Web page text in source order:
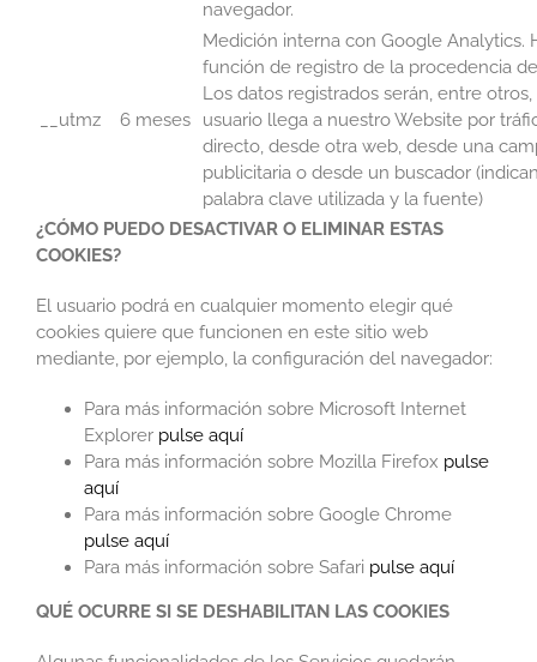
navegador.
__utmz 6 meses
Medición interna con Google Analytics.
función de registro de la procedencia
Los datos registrados serán, entre otros,
usuario llega a nuestro Website por
directo, desde otra web, desde una
publicitaria o desde un buscador
palabra clave utilizada y la fuente)
¿CÓMO PUEDO DESACTIVAR O ELIMINAR ESTAS
COOKIES?
El usuario podrá en cualquier momento elegir qué
cookies quiere que funcionen en este sitio web
mediante, por ejemplo, la configuración del navegador:
Para más información sobre Microsoft Internet
Explorer pulse aquí
Para más información sobre Mozilla Firefox pulse
aquí
Para más información sobre Google Chrome
pulse aquí
Para más información sobre Safari pulse aquí
QUÉ OCURRE SI SE DESHABILITAN LAS COOKIES